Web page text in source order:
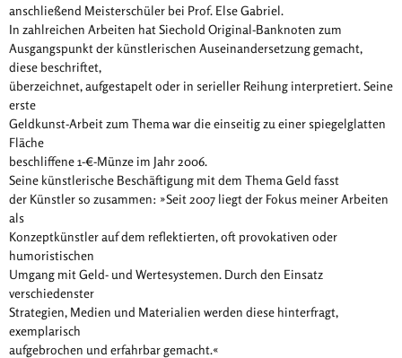
anschließend Meisterschüler bei Prof. Else Gabriel.
In zahlreichen Arbeiten hat Siechold Original-Banknoten zum
Ausgangspunkt der künstlerischen Auseinandersetzung gemacht,
diese beschriftet,
überzeichnet, aufgestapelt oder in serieller Reihung interpretiert. Seine
erste
Geldkunst-Arbeit zum Thema war die einseitig zu einer spiegelglatten
Fläche
beschliffene 1-€-Münze im Jahr 2006.
Seine künstlerische Beschäftigung mit dem Thema Geld fasst
der Künstler so zusammen: »Seit 2007 liegt der Fokus meiner Arbeiten
als
Konzeptkünstler auf dem reflektierten, oft provokativen oder
humoristischen
Umgang mit Geld- und Wertesystemen. Durch den Einsatz
verschiedenster
Strategien, Medien und Materialien werden diese hinterfragt,
exemplarisch
aufgebrochen und erfahrbar gemacht.«